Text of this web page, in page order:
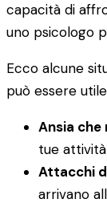
capacità di
uno psicologo
Ecco alcune
può essere
Ansia
tue
Attacchi
arrivano